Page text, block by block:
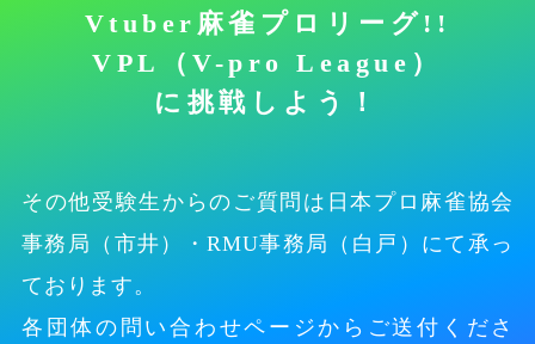
Vtuber麻雀プロリーグ!!
VPL（V-pro League）
に挑戦しよう！
その他受験生からのご質問は 日本プロ麻雀協会
事務局（市井）・RMU事務局（白戸）にて承っ
ております。
各団体の問い合わせページからご送付くださ